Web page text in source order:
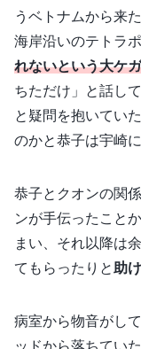
うベトナムから来
海岸沿いのテトラ
れないという大ケ
ちただけ」と話し
と疑問を抱いてい
のかと恭子は宇崎に
恭子とクオンの関
ンが手伝ったこと
まい、それ以降は
てもらったりと助
病室から物音がし
ッドから落ちてい